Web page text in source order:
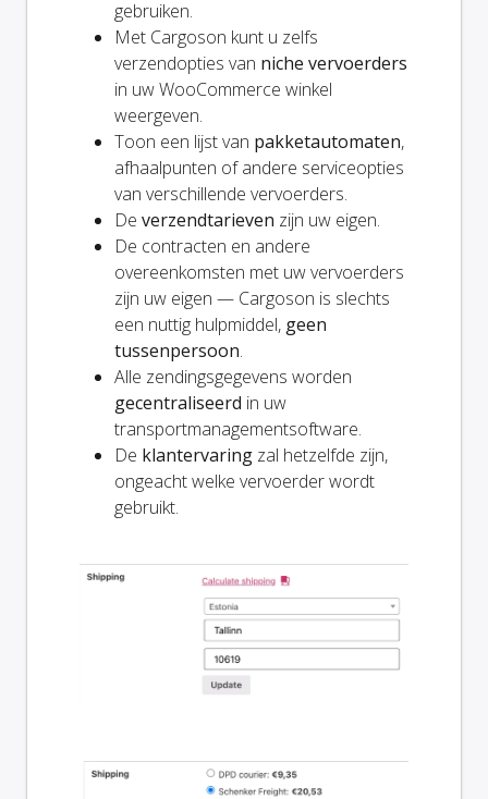
gebruiken.
Met Cargoson kunt u zelfs
verzendopties van niche vervoerders
in uw WooCommerce winkel
weergeven.
Toon een lijst van pakketautomaten,
afhaalpunten of andere serviceopties
van verschillende vervoerders.
De verzendtarieven zijn uw eigen.
De contracten en andere
overeenkomsten met uw vervoerders
zijn uw eigen — Cargoson is slechts
een nuttig hulpmiddel, geen
tussenpersoon.
Alle zendingsgegevens worden
gecentraliseerd in uw
transportmanagementsoftware.
De klantervaring zal hetzelfde zijn,
ongeacht welke vervoerder wordt
gebruikt.